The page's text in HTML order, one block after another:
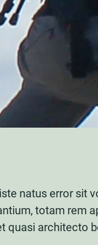
natus error sit
totam rem
quasi architecto